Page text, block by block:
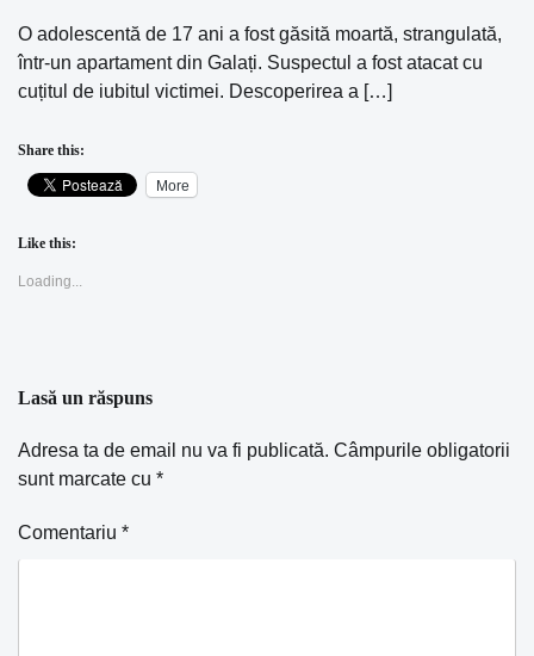
O adolescentă de 17 ani a fost găsită moartă, strangulată,
într-un apartament din Galați. Suspectul a fost atacat cu
cuțitul de iubitul victimei. Descoperirea a […]
Share this:
More
Like this:
Loading...
Lasă un răspuns
Adresa ta de email nu va fi publicată. Câmpurile obligatorii
sunt marcate cu *
Comentariu *